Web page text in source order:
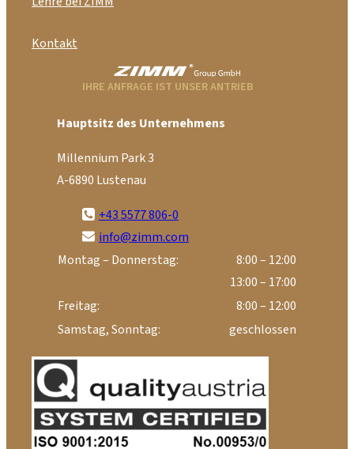
Kontakt
IHRE ANFRAGE IST UNSER ANTRIEB
Hauptsitz des Unternehmens
Millennium Park 3
A-6890 Lustenau
+43 5577 806-0
info@zimm.com
Montag – Donnerstag:
8:00 – 12:00
13:00 – 17:00
Freitag:
8:00 – 12:00
Samstag, Sonntag:
geschlossen